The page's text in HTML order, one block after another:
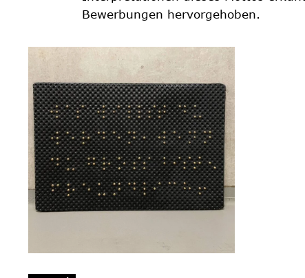
Bewerbungen hervorgehoben.